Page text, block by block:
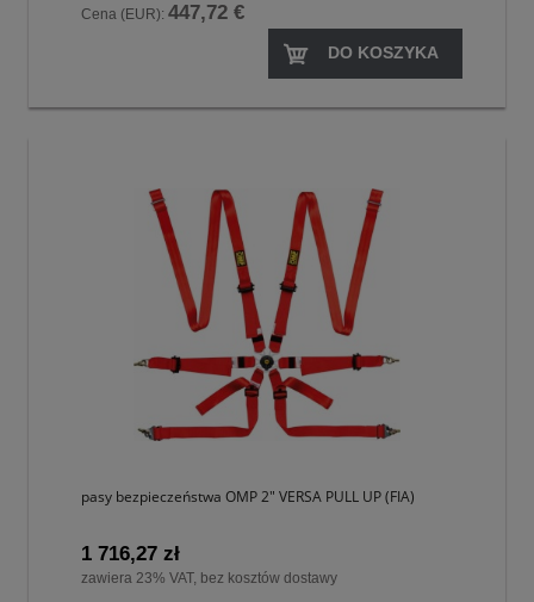
Cena (EUR): 447,72 €
DO KOSZYKA
pasy bezpieczeństwa OMP 2" VERSA PULL UP (FIA)
1 716,27 zł
zawiera 23% VAT, bez kosztów dostawy